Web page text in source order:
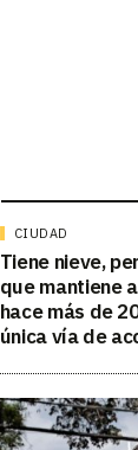
CIUDAD
Tiene nieve,
que mantiene
hace más de
única vía de